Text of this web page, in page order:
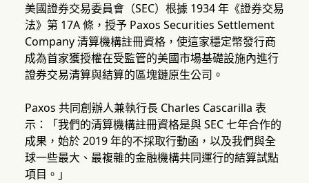
美國證券交易委員會（SEC）根據 1934 年《證券交易
法》第 17A 條，授予 Paxos Securities Settlement
Company 清算機構註冊資格，使這家穩定幣發行商
成為首家獲授權在受監管的美國市場基礎設施內進行
證券交易清算與結算的區塊鏈原生公司。
Paxos 共同創辦人兼執行長 Charles Cascarilla 表
示：「我們的清算機構註冊資格是與 SEC 七年合作的
成果，始於 2019 年的不採取行動函，以及我們與全
球一些最大、最複雜的金融機構共同運行的結算試點
項目。」